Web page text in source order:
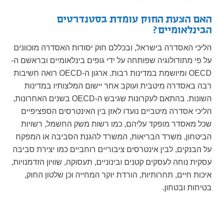
האם הצעת החוק עומדת בסטנדרטים
הבינלאומיים?
הליכי האסדרה בישראל, ובכללם חוק יסודות האסדרה מוכוונים
על פי מתודולוגיה שפותחה על ידי גופים בינלאומיים ובראשם ה-
OECD ומיושמת במדינות רבות. ארגון ה-OECD רואה חשיבות
רבה באסדרה מיטבית ועוקב אחר יישום המלצותיו במדינות
השונות. בהתאם לעקרונות שגיבש ה-OECD בשנים האחרונות,
הליכי אסדרה מיטביים נועדו לאזן בין האינטרסים הספציפיים
שכל מאסדר מופקד עליהם, כמו רשות משק החשמל, רשויות
הביטחון, משרד הבריאות, המשרד להגנת הסביבה או המפקח
על הבנקים, לבין אינטרסים ציבוריים רוחביים כמו יצירת סביבה
עסקית נוחה לעסקים קטנים ובינוניים, תעסוקה, שוויון הזדמנויות,
איכות חיים, תחרותיות, הורדת יוקר המחייה וכן שלטון החוק,
בטיחות ובטחון.